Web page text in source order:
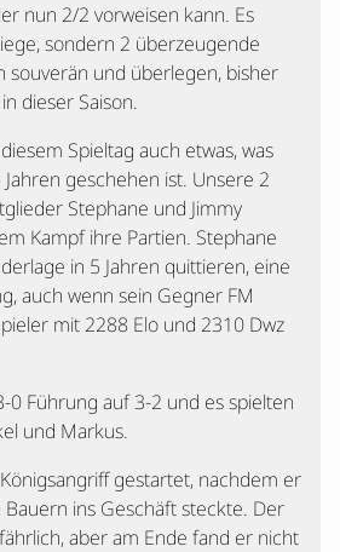
nun 2/2 vorweisen kann. Es
sondern 2 überzeugende
souverän und überlegen, bisher
dieser Saison.
Spieltag auch etwas, was
geschehen ist. Unsere 2
Stephane und Jimmy
Kampf ihre Partien. Stephane
in 5 Jahren quittieren, eine
auch wenn sein Gegner FM
mit 2288 Elo und 2310 Dwz
0 Führung auf 3-2 und es spielten
und Markus.
gestartet, nachdem er
ins Geschäft steckte. Der
aber am Ende fand er nicht